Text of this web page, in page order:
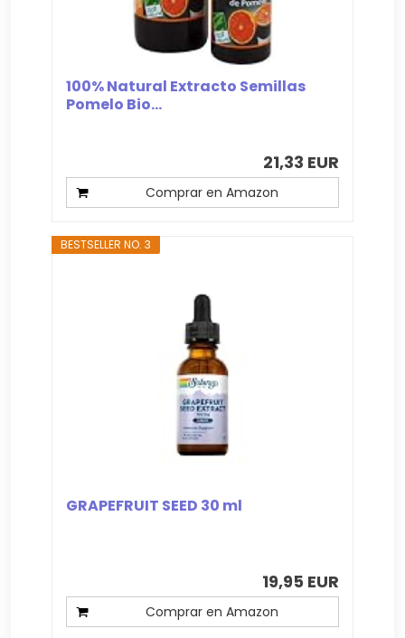
100% Natural Extracto Semillas
Pomelo Bio...
21,33 EUR
Comprar en Amazon
BESTSELLER NO. 3
GRAPEFRUIT SEED 30 ml
19,95 EUR
Comprar en Amazon